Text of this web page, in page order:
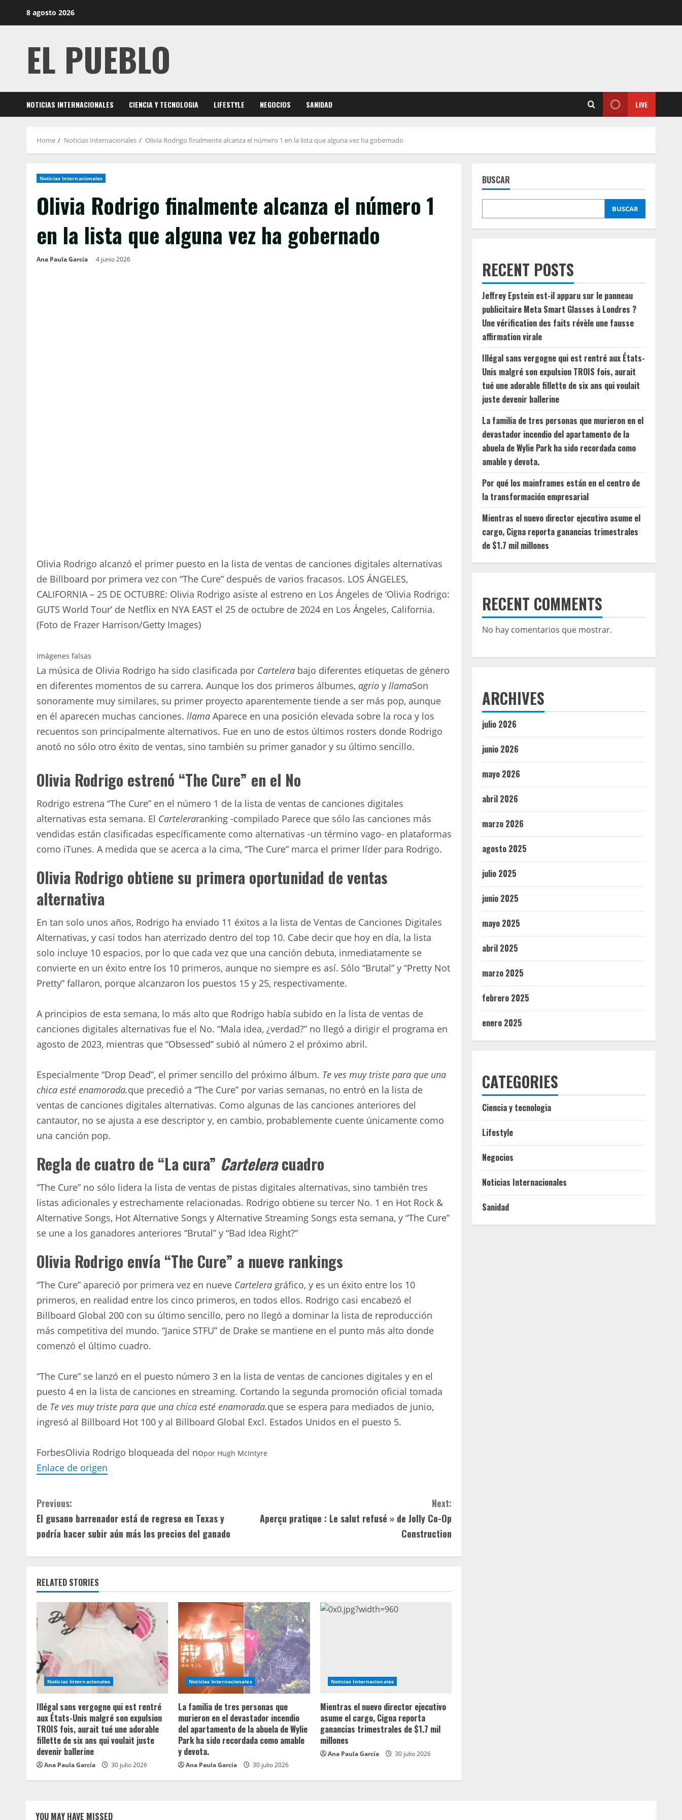
8 agosto 2026
EL PUEBLO
NOTICIAS INTERNACIONALES CIENCIA Y TECNOLOGIA LIFESTYLE NEGOCIOS SANIDAD LIVE
Home Noticias Internacionales Olivia Rodrigo finalmente alcanza el número 1 en la lista que alguna vez ha gobernado
Noticias Internacionales
Olivia Rodrigo finalmente alcanza el número 1
en la lista que alguna vez ha gobernado
Ana Paula García 4 junio 2026
Olivia Rodrigo alcanzó el primer puesto en la lista de ventas de canciones digitales alternativas
de Billboard por primera vez con “The Cure” después de varios fracasos. LOS ÁNGELES,
CALIFORNIA – 25 DE OCTUBRE: Olivia Rodrigo asiste al estreno en Los Ángeles de ‘Olivia Rodrigo:
GUTS World Tour’ de Netflix en NYA EAST el 25 de octubre de 2024 en Los Ángeles, California.
(Foto de Frazer Harrison/Getty Images)
Imágenes falsas
La música de Olivia Rodrigo ha sido clasificada por Cartelera bajo diferentes etiquetas de género
en diferentes momentos de su carrera. Aunque los dos primeros álbumes, agrio y llamaSon
sonoramente muy similares, su primer proyecto aparentemente tiende a ser más pop, aunque
en él aparecen muchas canciones. llama Aparece en una posición elevada sobre la roca y los
recuentos son principalmente alternativos. Fue en uno de estos últimos rosters donde Rodrigo
anotó no sólo otro éxito de ventas, sino también su primer ganador y su último sencillo.
Olivia Rodrigo estrenó “The Cure” en el No
Rodrigo estrena “The Cure” en el número 1 de la lista de ventas de canciones digitales
alternativas esta semana. El Carteleraranking -compilado Parece que sólo las canciones más
vendidas están clasificadas específicamente como alternativas -un término vago- en plataformas
como iTunes. A medida que se acerca a la cima, “The Cure” marca el primer líder para Rodrigo.
Olivia Rodrigo obtiene su primera oportunidad de ventas
alternativa
En tan solo unos años, Rodrigo ha enviado 11 éxitos a la lista de Ventas de Canciones Digitales
Alternativas, y casi todos han aterrizado dentro del top 10. Cabe decir que hoy en día, la lista
solo incluye 10 espacios, por lo que cada vez que una canción debuta, inmediatamente se
convierte en un éxito entre los 10 primeros, aunque no siempre es así. Sólo “Brutal” y “Pretty Not
Pretty” fallaron, porque alcanzaron los puestos 15 y 25, respectivamente.
A principios de esta semana, lo más alto que Rodrigo había subido en la lista de ventas de
canciones digitales alternativas fue el No. “Mala idea, ¿verdad?” no llegó a dirigir el programa en
agosto de 2023, mientras que “Obsessed” subió al número 2 el próximo abril.
Especialmente “Drop Dead”, el primer sencillo del próximo álbum. Te ves muy triste para que una
chica esté enamorada.que precedió a “The Cure” por varias semanas, no entró en la lista de
ventas de canciones digitales alternativas. Como algunas de las canciones anteriores del
cantautor, no se ajusta a ese descriptor y, en cambio, probablemente cuente únicamente como
una canción pop.
Regla de cuatro de “La cura” Carteleracuadro
“The Cure” no sólo lidera la lista de ventas de pistas digitales alternativas, sino también tres
listas adicionales y estrechamente relacionadas. Rodrigo obtiene su tercer No. 1 en Hot Rock &
Alternative Songs, Hot Alternative Songs y Alternative Streaming Songs esta semana, y “The Cure”
se une a los ganadores anteriores “Brutal” y “Bad Idea Right?”
Olivia Rodrigo envía “The Cure” a nueve rankings
“The Cure” apareció por primera vez en nueve Cartelera gráfico, y es un éxito entre los 10
primeros, en realidad entre los cinco primeros, en todos ellos. Rodrigo casi encabezó el
Billboard Global 200 con su último sencillo, pero no llegó a dominar la lista de reproducción
más competitiva del mundo. “Janice STFU” de Drake se mantiene en el punto más alto donde
comenzó el último cuadro.
“The Cure” se lanzó en el puesto número 3 en la lista de ventas de canciones digitales y en el
puesto 4 en la lista de canciones en streaming. Cortando la segunda promoción oficial tomada
de Te ves muy triste para que una chica esté enamorada.que se espera para mediados de junio,
ingresó al Billboard Hot 100 y al Billboard Global Excl. Estados Unidos en el puesto 5.
ForbesOlivia Rodrigo bloqueada del nopor Hugh McIntyre
Enlace de origen
C
o
i
n
u
e
R
e
a
d
i
n
Previous:
El gusano barrenador está de regreso en Texas y
podría hacer subir aún más los precios del ganado
Next:
Aperçu pratique : Le salut refusé » de Jolly Co-Op
Construction
RELATED STORIES
Noticias Internacionales
Illégal sans vergogne qui est rentré
aux États-Unis malgré son expulsion
TROIS fois, aurait tué une adorable
fillette de six ans qui voulait juste
devenir ballerine
Ana Paula García 30 julio 2026
Noticias Internacionales
La familia de tres personas que
murieron en el devastador incendio
del apartamento de la abuela de Wylie
Park ha sido recordada como amable
y devota.
Ana Paula García 30 julio 2026
Noticias Internacionales
Mientras el nuevo director ejecutivo
asume el cargo, Cigna reporta
ganancias trimestrales de $1.7 mil
millones
Ana Paula García 30 julio 2026
BUSCAR
BUSCAR
RECENT POSTS
Jeffrey Epstein est-il apparu sur le panneau
publicitaire Meta Smart Glasses à Londres ?
Une vérification des faits révèle une fausse
affirmation virale
Illégal sans vergogne qui est rentré aux États-
Unis malgré son expulsion TROIS fois, aurait
tué une adorable fillette de six ans qui voulait
juste devenir ballerine
La familia de tres personas que murieron en el
devastador incendio del apartamento de la
abuela de Wylie Park ha sido recordada como
amable y devota.
Por qué los mainframes están en el centro de
la transformación empresarial
Mientras el nuevo director ejecutivo asume el
cargo, Cigna reporta ganancias trimestrales
de $1.7 mil millones
RECENT COMMENTS
No hay comentarios que mostrar.
ARCHIVES
julio 2026
junio 2026
mayo 2026
abril 2026
marzo 2026
agosto 2025
julio 2025
junio 2025
mayo 2025
abril 2025
marzo 2025
febrero 2025
enero 2025
CATEGORIES
Ciencia y tecnologia
Lifestyle
Negocios
Noticias Internacionales
Sanidad
YOU MAY HAVE MISSED